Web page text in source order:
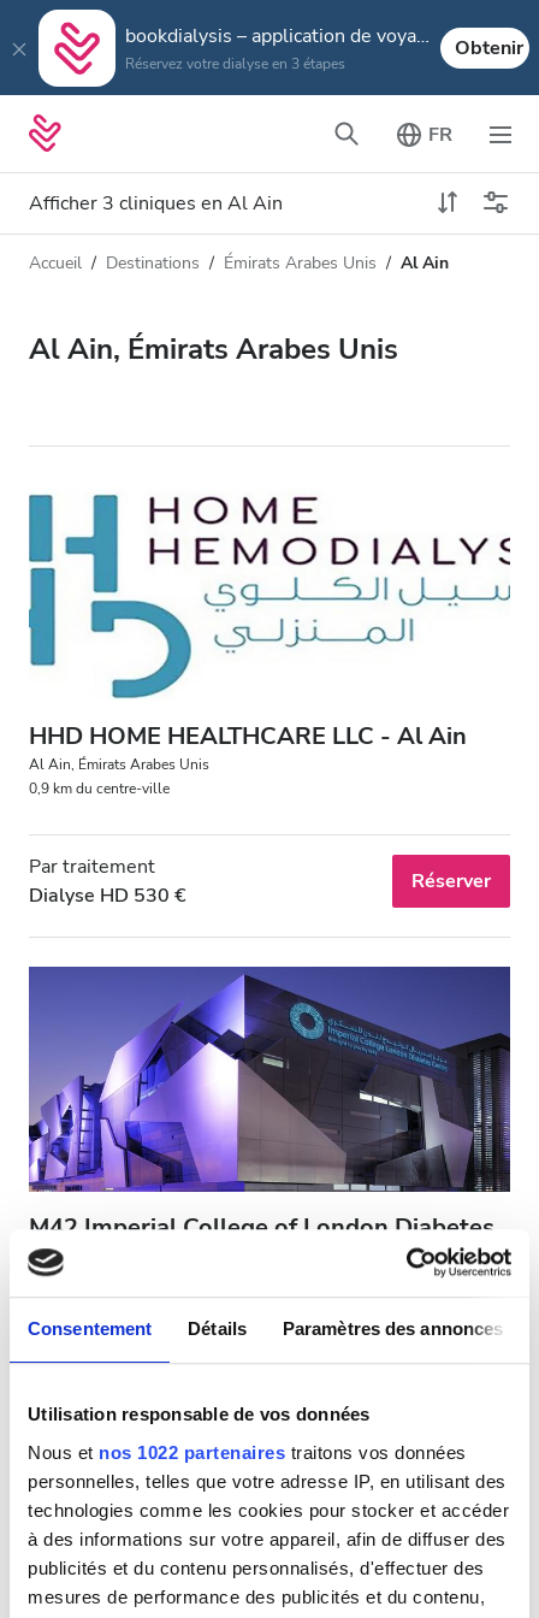
Consentement Détails Paramètres des annonces
Utilisation responsable de vos données
Nous et nos 1022 partenaires traitons vos données
personnelles, telles que votre adresse IP, en utilisant des
technologies comme les cookies pour stocker et accéder
à des informations sur votre appareil, afin de diffuser des
publicités et du contenu personnalisés, d'effectuer des
mesures de performance des publicités et du contenu,
bookdialysis – application de voyage
Réservez votre dialyse en 3 étapes
Obtenir
FR
Afficher 3 cliniques en Al Ain
Type de dialyse
Toutes les dialyses
Patients porteurs du VIH
Patients porteurs de l’hépatite B
Patients porteurs de l’hépatite C
GHIC
Rafraîchissements
Transfert gratuit
Parking gratuit
Prix
EUR 100 - 200
EUR 200 - 300
Sessions
Matin
Après-midi
Distance
Accueil Destinations Émirats Arabes Unis Al Ain
Al Ain, Émirats Arabes Unis
HHD HOME HEALTHCARE LLC - Al Ain
Al Ain, Émirats Arabes Unis
0,9 km du centre-ville
Par traitement
Dialyse HD 530 €
Réserver
M42 Imperial College of London Diabetes
Center Alain
Par traitement
Dialyse HD 376,88 €
Dialyse HDF 376,88 €
Réserver